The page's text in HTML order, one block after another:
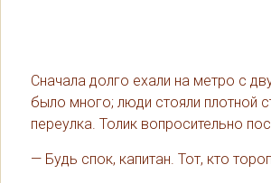
Сначала долго ехали на метро с
было много; люди стояли плотной
переулка. Толик вопросительно
— Будь спок, капитан. Тот, кто